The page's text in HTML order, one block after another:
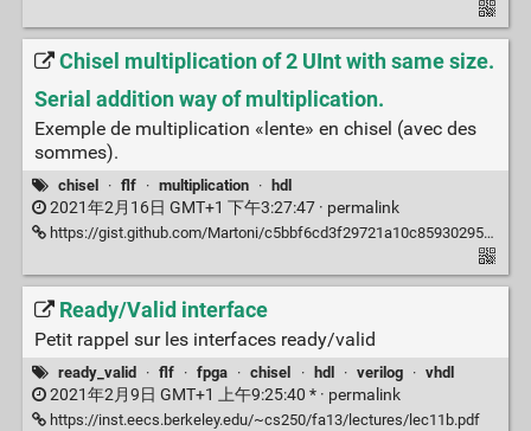
Chisel multiplication of 2 UInt with same size.
Serial addition way of multiplication.
Exemple de multiplication «lente» en chisel (avec des
sommes).
chisel · flf · multiplication · hdl
2021年2月16日 GMT+1 下午3:27:47 · permalink
https://gist.github.com/Martoni/c5bbf6cd3f29721a10c8593029502c13
Ready/Valid interface
Petit rappel sur les interfaces ready/valid
ready_valid · flf · fpga · chisel · hdl · verilog · vhdl
2021年2月9日 GMT+1 上午9:25:40 * · permalink
https://inst.eecs.berkeley.edu/~cs250/fa13/lectures/lec11b.pdf